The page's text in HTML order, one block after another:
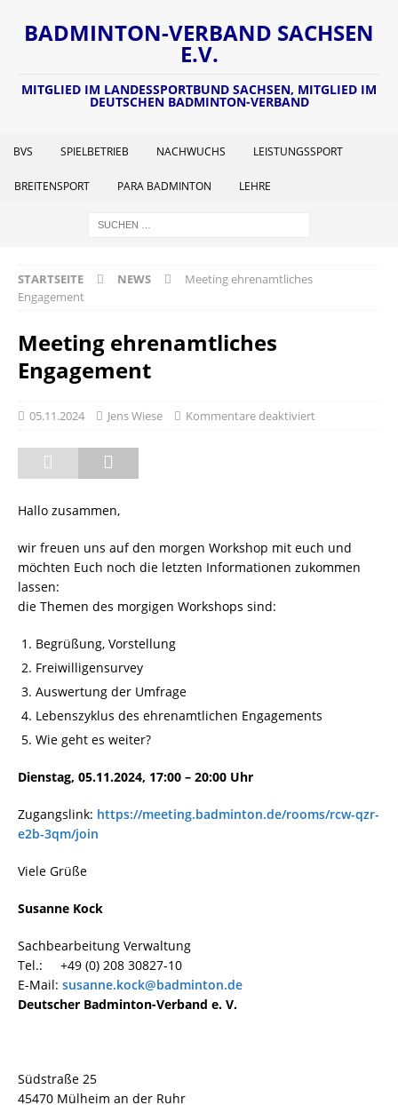
BADMINTON-VERBAND SACHSEN
E.V.
MITGLIED IM LANDESSPORTBUND SACHSEN, MITGLIED IM
DEUTSCHEN BADMINTON-VERBAND
BVS SPIELBETRIEB NACHWUCHS LEISTUNGSSPORT
BREITENSPORT PARA BADMINTON LEHRE
STARTSEITE NEWS
Meeting ehrenamtliches
Engagement
Meeting ehrenamtliches
Engagement
05.11.2024 Jens Wiese Kommentare deaktiviert
Hallo zusammen,
wir freuen uns auf den morgen Workshop mit euch und
möchten Euch noch die letzten Informationen zukommen
lassen:
die Themen des morgigen Workshops sind:
Begrüßung, Vorstellung
Freiwilligensurvey
Auswertung der Umfrage
Lebenszyklus des ehrenamtlichen Engagements
Wie geht es weiter?
Dienstag, 05.11.2024, 17:00 – 20:00 Uhr
Zugangslink: https://meeting.badminton.de/rooms/rcw-qzr-
e2b-3qm/join
Viele Grüße
Susanne Kock
Sachbearbeitung Verwaltung
Tel.: +49 (0) 208 30827-10
E-Mail: susanne.kock@badminton.de
Deutscher Badminton-Verband e. V.
Südstraße 25
45470 Mülheim an der Ruhr